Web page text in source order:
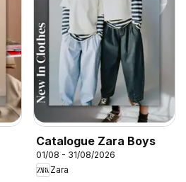
Catalogue Zara Boys
01/08 - 31/08/2026
Zara